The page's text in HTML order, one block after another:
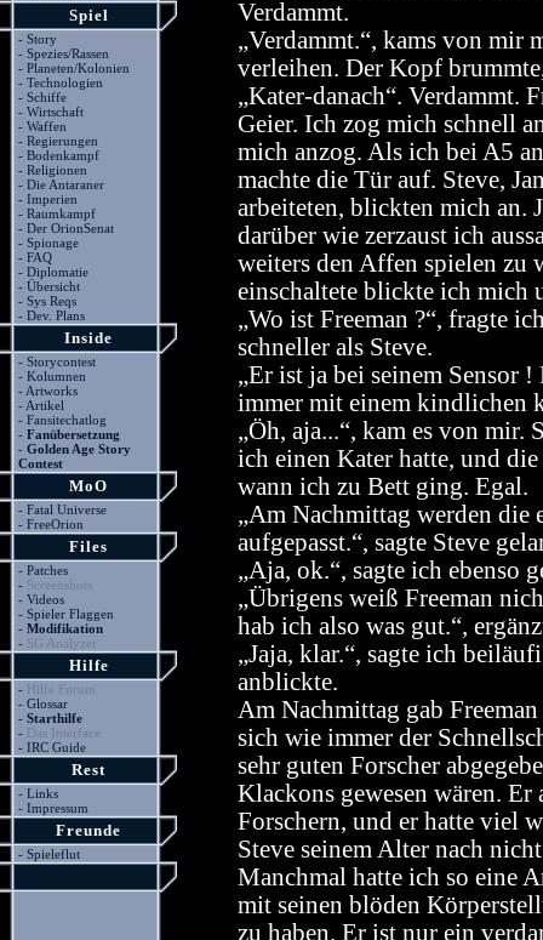
Spiel
- Story
- Spezies/Rassen
- Planeten/Kolonien
- Technologien
- Schiffe
- Wirtschaft
- Waffen
- Regierungen
- Bodenkampf
- Religionen
- Die Antaraner
- Imperien
- Raumkampf
- Der OrionSenat
- Spionage
- FAQ
- Diplomatie
- Übersicht
- Sys Reqs
- Dev. Plans
Inside
- Storycontest
- Kolumnen
- Artworks
- Artikel
- Fansitechatlog
- Fanübersetzung
- Golden Age Story
Contest
MoO
- Fatal Universe
- FreeOrion
Files
- Patches
- Screenshots
- Videos
- Spieler Flaggen
- Modifikation
- SG Analyzer
Hilfe
- Hilfe Forum
- Glossar
- Starthilfe
- Das Interface
- IRC Guide
Rest
- Links
- Impressum
Freunde
- Spieleflut
Verdammt.
„Verdammt.“, kams von mir
verleihen. Der Kopf
„Kater-danach“. Verdammt.
Geier. Ich zog mich schnell
mich anzog. Als ich bei A5
machte die Tür auf. Steve,
arbeiteten, blickten mich an.
darüber wie zerzaust ich
weiters den Affen spielen zu
einschaltete blickte ich mich
„Wo ist Freeman ?“, fragte
schneller als Steve.
„Er ist ja bei seinem Sensor
immer mit einem kindlichen
„Öh, aja...“, kam es von mir.
ich einen Kater hatte, und
wann ich zu Bett ging. Egal.
„Am Nachmittag werden die
aufgepasst.“, sagte Steve
„Aja, ok.“, sagte ich ebenso
„Übrigens weiß Freeman
hab ich also was gut.“,
„Jaja, klar.“, sagte ich
anblickte.
Am Nachmittag gab
sich wie immer der
sehr guten Forscher
Klackons gewesen wären. Er
Forschern, und er hatte viel
Steve seinem Alter nach
Manchmal hatte ich so eine
mit seinen blöden
zu haben. Er ist nur ein